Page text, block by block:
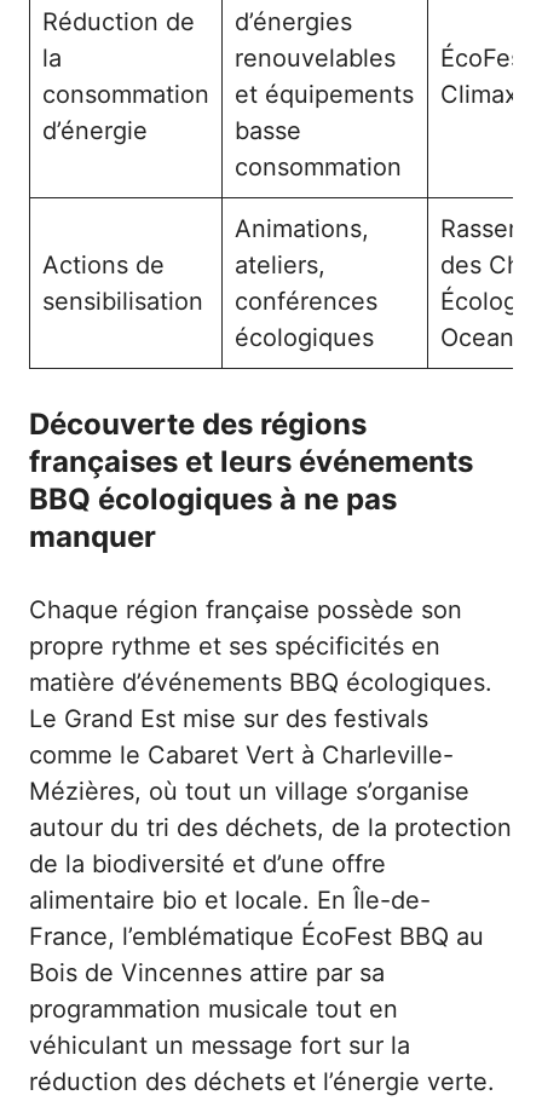
Réduction de
la
consommation
d’énergie
d’énergies
renouvelables
et équipements
basse
consommation
ÉcoFest
Climax
Actions de
sensibilisation
Animations,
ateliers,
conférences
écologiques
des
Ocean
Découverte des régions
françaises et leurs événements
BBQ écologiques à ne pas
manquer
Chaque région française possède son
propre rythme et ses spécificités en
matière d’événements BBQ écologiques.
Le Grand Est mise sur des festivals
comme le Cabaret Vert à Charleville-
Mézières, où tout un village s’organise
autour du tri des déchets, de la protection
de la biodiversité et d’une offre
alimentaire bio et locale. En Île-de-
France, l’emblématique ÉcoFest BBQ au
Bois de Vincennes attire par sa
programmation musicale tout en
véhiculant un message fort sur la
réduction des déchets et l’énergie verte.